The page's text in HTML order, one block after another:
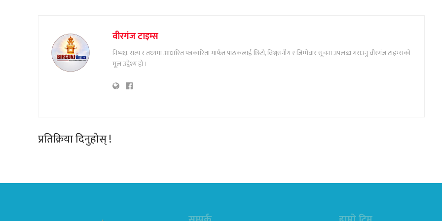
वीरगंज टाइम्स
निष्पक्ष, सत्य र तथ्यमा आधारित पत्रकारिता मार्फत पाठकलाई छिटो, विश्वसनीय र जिम्मेवार सूचना उपलब्ध गराउनु वीरगंज टाइम्सको
मूल उद्देश्य हो ।
प्रतिक्रिया दिनुहोस् !